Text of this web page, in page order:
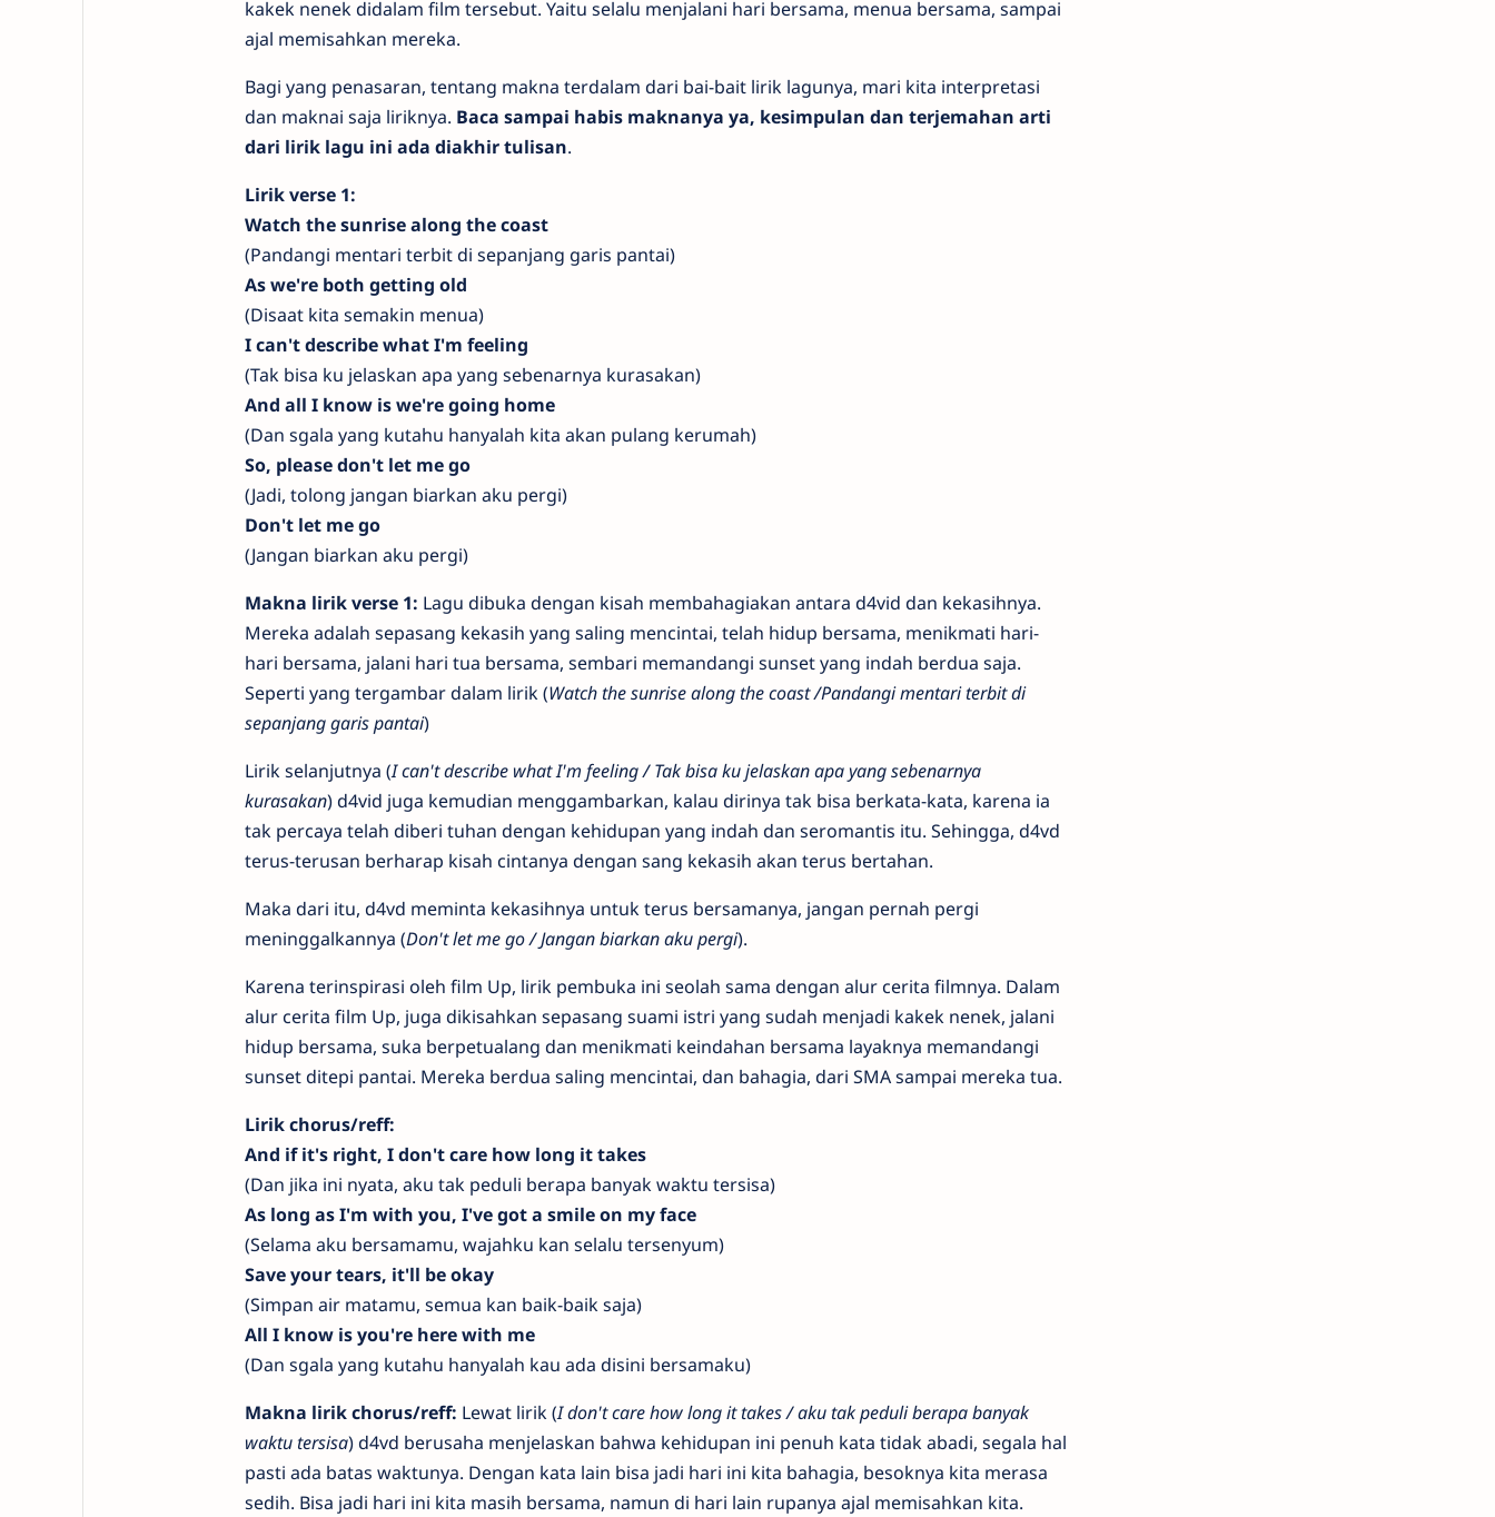
kakek nenek didalam film tersebut. Yaitu selalu menjalani hari bersama, menua bersama, sampai
ajal memisahkan mereka.
Bagi yang penasaran, tentang makna terdalam dari bai-bait lirik lagunya, mari kita interpretasi
dan maknai saja liriknya. Baca sampai habis maknanya ya, kesimpulan dan terjemahan arti
dari lirik lagu ini ada diakhir tulisan.
Lirik verse 1:
Watch the sunrise along the coast
(Pandangi mentari terbit di sepanjang garis pantai)
As we're both getting old
(Disaat kita semakin menua)
I can't describe what I'm feeling
(Tak bisa ku jelaskan apa yang sebenarnya kurasakan)
And all I know is we're going home
(Dan sgala yang kutahu hanyalah kita akan pulang kerumah)
So, please don't let me go
(Jadi, tolong jangan biarkan aku pergi)
Don't let me go
(Jangan biarkan aku pergi)
Makna lirik verse 1: Lagu dibuka dengan kisah membahagiakan antara d4vid dan kekasihnya.
Mereka adalah sepasang kekasih yang saling mencintai, telah hidup bersama, menikmati hari-
hari bersama, jalani hari tua bersama, sembari memandangi sunset yang indah berdua saja.
Seperti yang tergambar dalam lirik (Watch the sunrise along the coast /Pandangi mentari terbit di
sepanjang garis pantai)
Lirik selanjutnya (I can't describe what I'm feeling / Tak bisa ku jelaskan apa yang sebenarnya
kurasakan) d4vid juga kemudian menggambarkan, kalau dirinya tak bisa berkata-kata, karena ia
tak percaya telah diberi tuhan dengan kehidupan yang indah dan seromantis itu. Sehingga, d4vd
terus-terusan berharap kisah cintanya dengan sang kekasih akan terus bertahan.
Maka dari itu, d4vd meminta kekasihnya untuk terus bersamanya, jangan pernah pergi
meninggalkannya (Don't let me go / Jangan biarkan aku pergi).
Karena terinspirasi oleh film Up, lirik pembuka ini seolah sama dengan alur cerita filmnya. Dalam
alur cerita film Up, juga dikisahkan sepasang suami istri yang sudah menjadi kakek nenek, jalani
hidup bersama, suka berpetualang dan menikmati keindahan bersama layaknya memandangi
sunset ditepi pantai. Mereka berdua saling mencintai, dan bahagia, dari SMA sampai mereka tua.
Lirik chorus/reff:
And if it's right, I don't care how long it takes
(Dan jika ini nyata, aku tak peduli berapa banyak waktu tersisa)
As long as I'm with you, I've got a smile on my face
(Selama aku bersamamu, wajahku kan selalu tersenyum)
Save your tears, it'll be okay
(Simpan air matamu, semua kan baik-baik saja)
All I know is you're here with me
(Dan sgala yang kutahu hanyalah kau ada disini bersamaku)
Makna lirik chorus/reff: Lewat lirik (I don't care how long it takes / aku tak peduli berapa banyak
waktu tersisa) d4vd berusaha menjelaskan bahwa kehidupan ini penuh kata tidak abadi, segala hal
pasti ada batas waktunya. Dengan kata lain bisa jadi hari ini kita bahagia, besoknya kita merasa
sedih. Bisa jadi hari ini kita masih bersama, namun di hari lain rupanya ajal memisahkan kita.